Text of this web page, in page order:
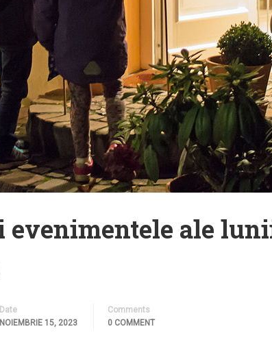
evenimentele ale
Date
NOIEMBRIE 15, 2023
Comments
0 COMMENT